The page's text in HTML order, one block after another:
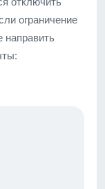
ограничение